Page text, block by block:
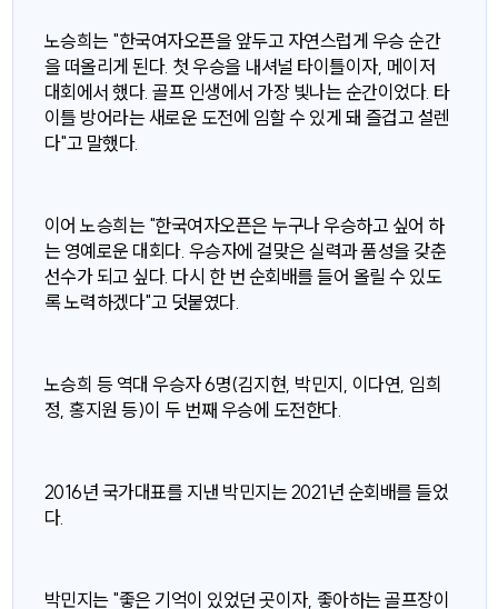
노승희는 "한국여자오픈을 앞두고 자연스럽게 우승 순간
을 떠올리게 된다. 첫 우승을 내셔널 타이틀이자, 메이저
대회에서 했다. 골프 인생에서 가장 빛나는 순간이었다. 타
이틀 방어라는 새로운 도전에 임할 수 있게 돼 즐겁고 설렌
다"고 말했다.
이어 노승희는 "한국여자오픈은 누구나 우승하고 싶어 하
는 영예로운 대회다. 우승자에 걸맞은 실력과 품성을 갖춘
선수가 되고 싶다. 다시 한 번 순회배를 들어 올릴 수 있도
록 노력하겠다"고 덧붙였다.
노승희 등 역대 우승자 6명(김지현, 박민지, 이다연, 임희
정, 홍지원 등)이 두 번째 우승에 도전한다.
2016년 국가대표를 지낸 박민지는 2021년 순회배를 들었
다.
박민지는 "좋은 기억이 있었던 곳이자, 좋아하는 골프장이